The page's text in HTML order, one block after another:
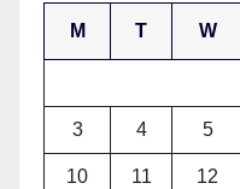
M T W
3 4 5
10 11 12